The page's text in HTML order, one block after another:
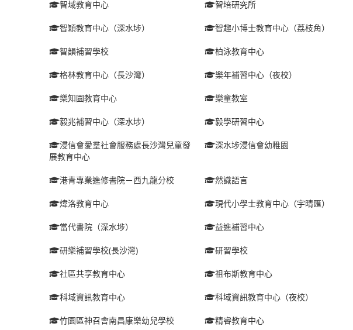
智域教育中心 智培研究所
智穎教育中心（深水埗） 智趣小博士教育中心（荔枝角）
智韻補習學校 柏泳教育中心
格林教育中心（長沙灣） 樂年補習中心（夜校）
樂知園教育中心 樂童教室
毅兆補習中心（深水埗） 毅學研習中心
浸信會愛羣社會服務處長沙灣兒童發
展教育中心
深水埗浸信會幼稚園
港青專業進修書院－西九龍分校 然識語言
煒洛教育中心 現代小學士教育中心（宇晴匯）
當代書院（深水埗） 益進補習中心
研樂補習學校(長沙灣) 研習學校
社區共享教育中心 祖布斯教育中心
科域資訊教育中心 科域資訊教育中心（夜校）
竹園區神召會南昌康樂幼兒學校 精睿教育中心